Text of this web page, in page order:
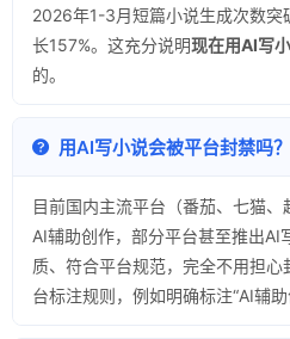
2026年1-3月短篇小说生成次数突
长157%。这充分说明现在用AI写
的。
用AI写小说会被平台封禁吗？
目前国内主流平台（番茄、七猫
AI辅助创作，部分平台甚至推出AI
质、符合平台规范，完全不用担
台标注规则，例如明确标注“AI辅助